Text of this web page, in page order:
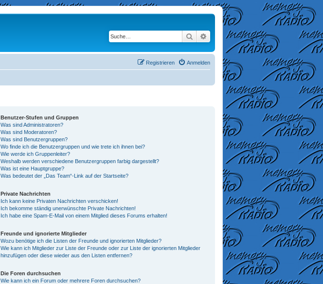
Suche Erweiterte Suche
Anmelden
Registrieren
Benutzer-Stufen und Gruppen
Was sind Administratoren?
Was sind Moderatoren?
Was sind Benutzergruppen?
Wo finde ich die Benutzergruppen und wie trete ich ihnen bei?
Wie werde ich Gruppenleiter?
Weshalb werden verschiedene Benutzergruppen farbig dargestellt?
Was ist eine Hauptgruppe?
Was bedeutet der „Das Team“-Link auf der Startseite?
Private Nachrichten
Ich kann keine Privaten Nachrichten verschicken!
Ich bekomme ständig unerwünschte Private Nachrichten!
Ich habe eine Spam-E-Mail von einem Mitglied dieses Forums erhalten!
Freunde und ignorierte Mitglieder
Wozu benötige ich die Listen der Freunde und ignorierten Mitglieder?
Wie kann ich Mitglieder zur Liste der Freunde oder zur Liste der ignorierten Mitglieder
hinzufügen oder diese wieder aus den Listen entfernen?
Die Foren durchsuchen
Wie kann ich ein Forum oder mehrere Foren durchsuchen?